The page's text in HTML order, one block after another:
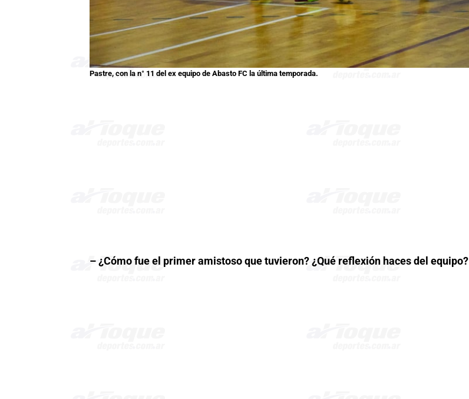
Pastre, con la n° 11 del ex equipo de Abasto FC la última temporada.
– ¿Cómo fue el primer amistoso que tuvieron? ¿Qué reflexión haces del equipo?